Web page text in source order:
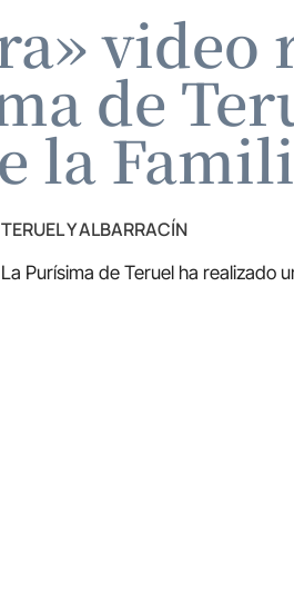
video
de
la
Y ALBARRACÍN
Purísima de Teruel ha realizado